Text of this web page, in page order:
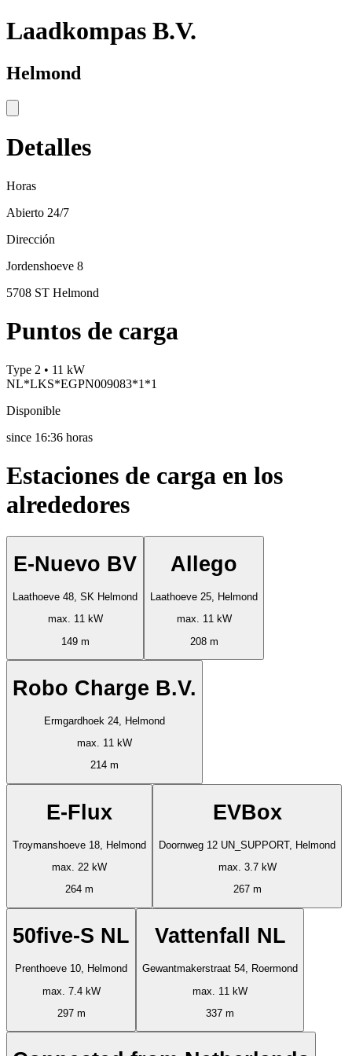
Laadkompas B.V.
Helmond
Detalles
Horas
Abierto 24/7
Dirección
Jordenshoeve 8
5708 ST Helmond
Puntos de carga
Type 2 • 11 kW
NL*LKS*EGPN009083*1*1
Disponible
since 16:36 horas
Estaciones de carga en los
alrededores
E-Nuevo BV
Laathoeve 48, SK Helmond
max. 11 kW
149 m
Allego
Laathoeve 25, Helmond
max. 11 kW
208 m
Robo Charge B.V.
Ermgardhoek 24, Helmond
max. 11 kW
214 m
E-Flux
Troymanshoeve 18, Helmond
max. 22 kW
264 m
EVBox
Doornweg 12 UN_SUPPORT, Helmond
max. 3.7 kW
267 m
50five-S NL
Prenthoeve 10, Helmond
max. 7.4 kW
297 m
Vattenfall NL
Gewantmakerstraat 54, Roermond
max. 11 kW
337 m